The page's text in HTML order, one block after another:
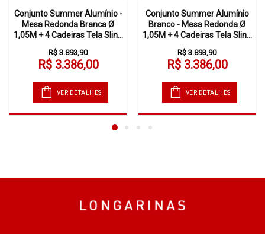
Conjunto Summer Alumínio -
Mesa Redonda Branca Ø
1,05M + 4 Cadeiras Tela Slin...
R$ 3.893,90
R$ 3.386,00
VER DETALHES
Conjunto Summer Alumínio
Branco - Mesa Redonda Ø
1,05M + 4 Cadeiras Tela Slin...
R$ 3.893,90
R$ 3.386,00
VER DETALHES